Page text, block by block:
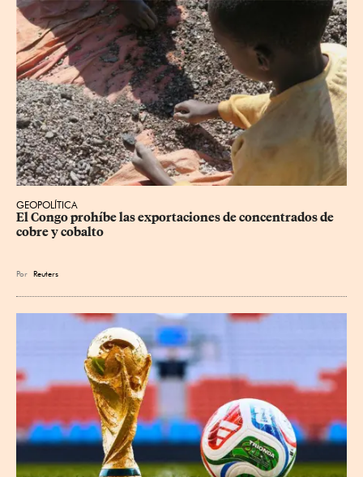
GEOPOLÍTICA
El Congo prohíbe las exportaciones de concentrados de
cobre y cobalto
Por Reuters